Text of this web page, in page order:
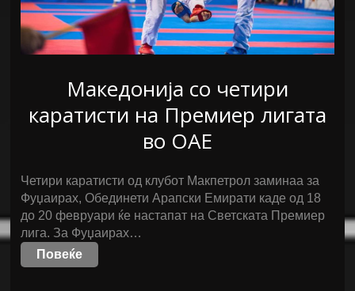
Македонија со четири
каратисти на Премиер лигата
во ОАЕ
Четири каратисти од клубот Макпетрол заминаа за
Фуџаирах, Обединети Арапски Емирати каде од 18
до 20 февруари ќе настапат на Светската Премиер
лига. За Фуџаирах…
Повеќе